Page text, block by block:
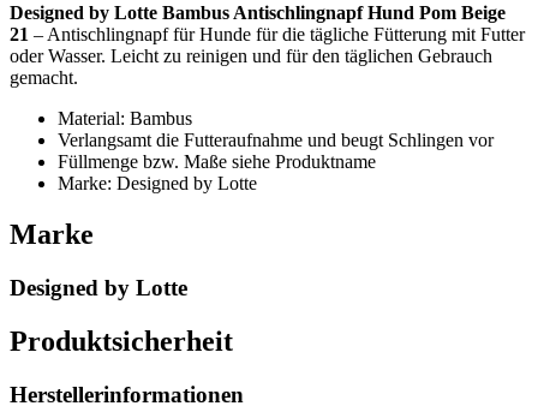
Designed by Lotte Bambus Antischlingnapf Hund Pom Beige
21 – Antischlingnapf für Hunde für die tägliche Fütterung mit Futter
oder Wasser. Leicht zu reinigen und für den täglichen Gebrauch
gemacht.
Material: Bambus
Verlangsamt die Futteraufnahme und beugt Schlingen vor
Füllmenge bzw. Maße siehe Produktname
Marke: Designed by Lotte
Marke
Designed by Lotte
Produktsicherheit
Herstellerinformationen